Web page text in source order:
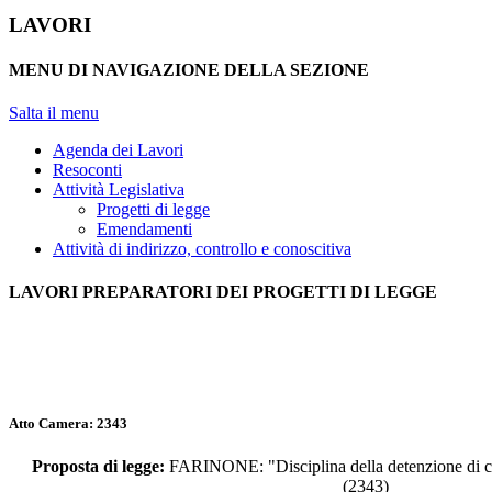
LAVORI
MENU DI NAVIGAZIONE DELLA SEZIONE
Salta il menu
Agenda dei Lavori
Resoconti
Attività Legislativa
Progetti di legge
Emendamenti
Attività di indirizzo, controllo e conoscitiva
LAVORI PREPARATORI DEI PROGETTI DI LEGGE
Atto Camera: 2343
Proposta di legge: FARINONE: "Disciplina della detenzione di
(2343)